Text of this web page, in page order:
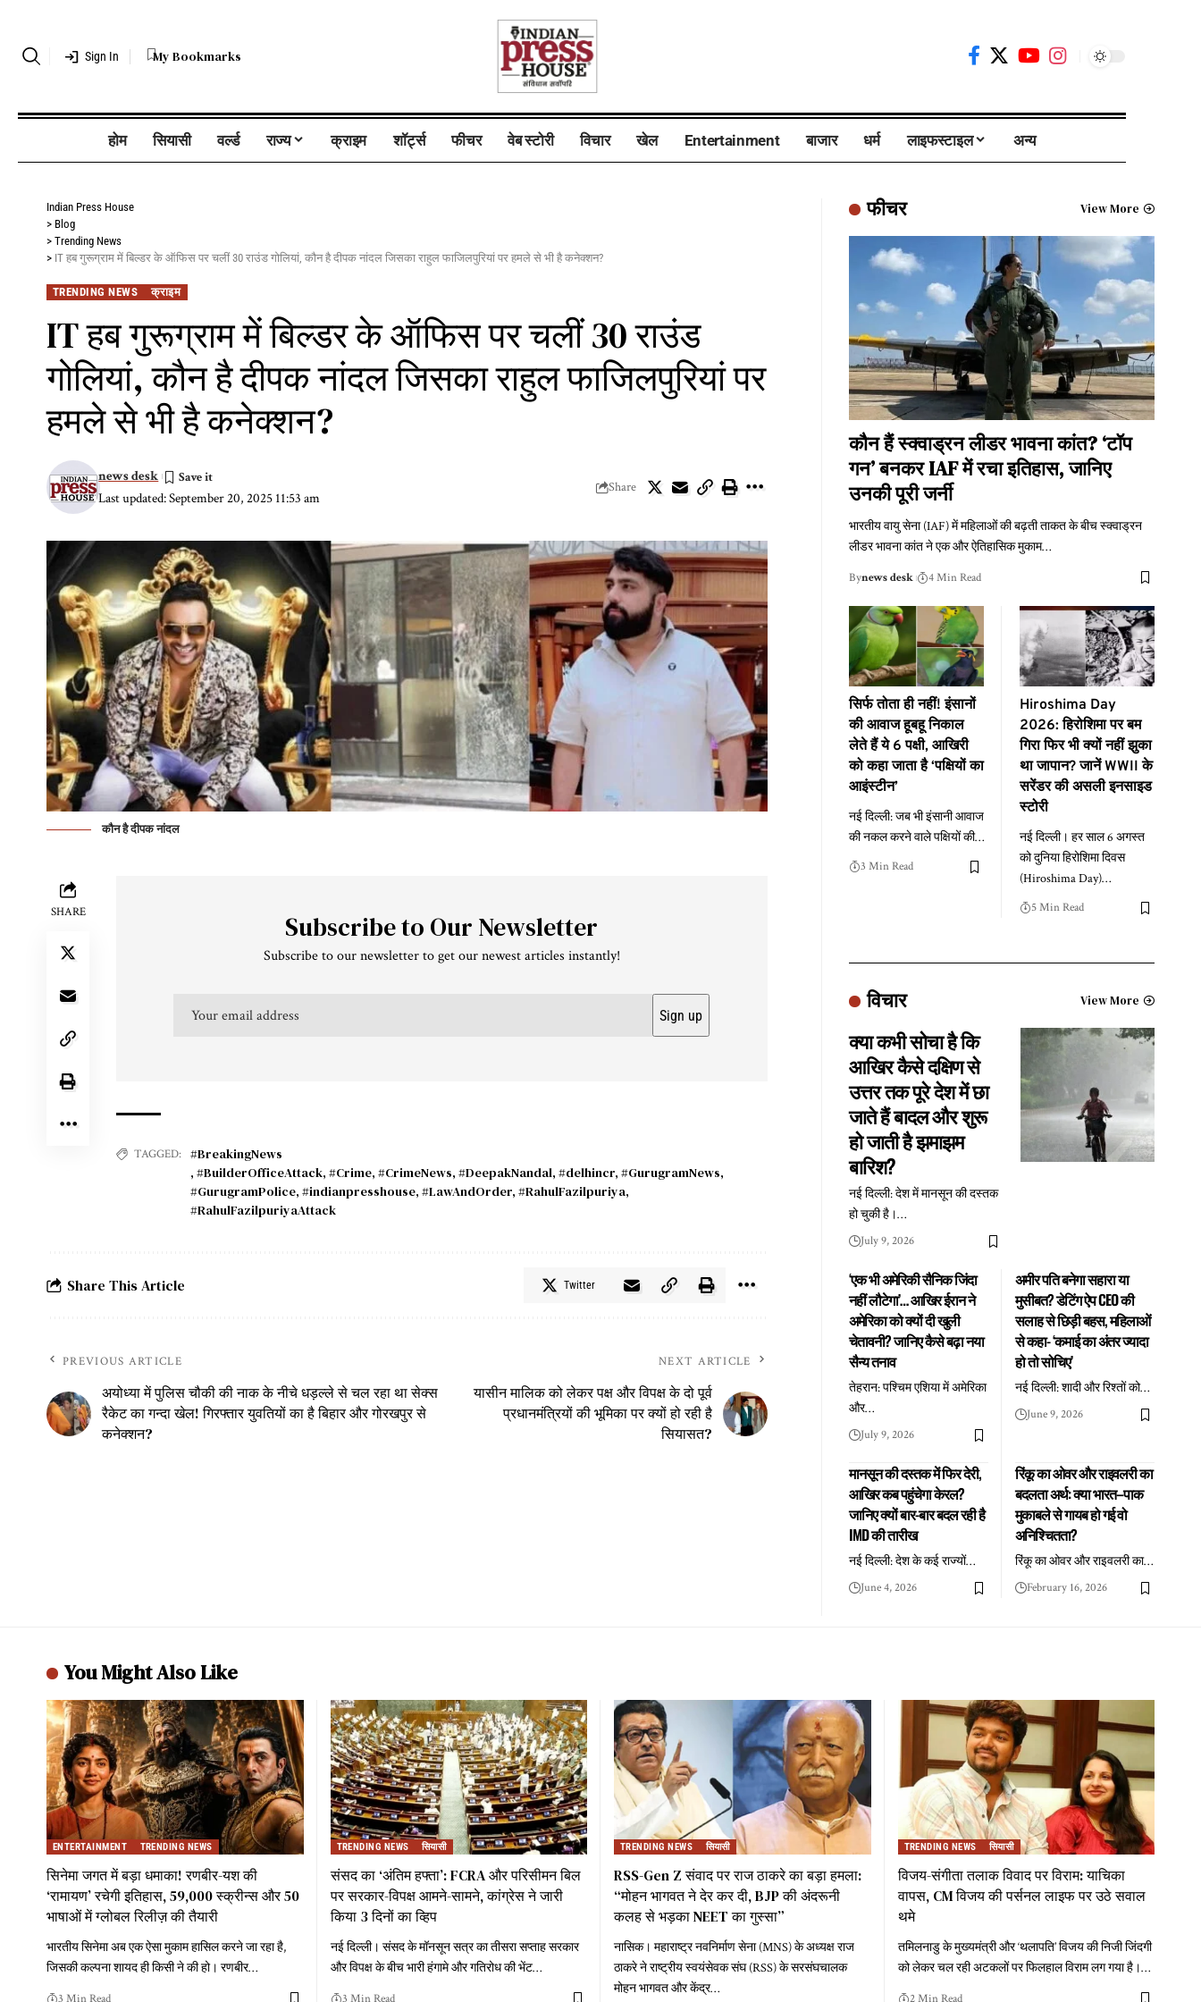
Sign In My Bookmarks
होम सियासी वर्ल्ड राज्य क्राइम शॉर्ट्स फीचर वेब स्टोरी विचार खेल Entertainment बाजार धर्म लाइफस्टाइल अन्य
Indian Press House
> Blog
> Trending News
> IT हब गुरूग्राम में बिल्डर के ऑफिस पर चलीं 30 राउंड गोलियां, कौन है दीपक नांदल जिसका राहुल फाजिलपुरियां पर हमले से भी है कनेक्शन?
TRENDING NEWS क्राइम
IT हब गुरूग्राम में बिल्डर के ऑफिस पर चलीं 30 राउंड
गोलियां, कौन है दीपक नांदल जिसका राहुल फाजिलपुरियां पर
हमले से भी है कनेक्शन?
Last updated: September 20, 2025 11:53 am
news desk
Share
कौन है दीपक नांदल
SHARE Subscribe to Our Newsletter
Subscribe to our newsletter to get our newest articles instantly!
TAGGED:
#BreakingNews
, #BuilderOfficeAttack, #Crime, #CrimeNews, #DeepakNandal, #delhincr, #GurugramNews,
#GurugramPolice, #indianpresshouse, #LawAndOrder, #RahulFazilpuriya,
#RahulFazilpuriyaAttack
Share This Article Twitter
PREVIOUS ARTICLE
अयोध्या में पुलिस चौकी की नाक के नीचे धड़ल्ले से चल रहा था सेक्स
रैकेट का गन्दा खेल! गिरफ्तार युवतियों का है बिहार और गोरखपुर से
कनेक्शन?
NEXT ARTICLE
यासीन मालिक को लेकर पक्ष और विपक्ष के दो पूर्व
प्रधानमंत्रियों की भूमिका पर क्यों हो रही है
सियासत?
फीचर View More
कौन हैं स्क्वाड्रन लीडर भावना कांत? ‘टॉप
गन’ बनकर IAF में रचा इतिहास, जानिए
उनकी पूरी जर्नी
भारतीय वायु सेना (IAF) में महिलाओं की बढ़ती ताकत के बीच स्क्वाड्रन
लीडर भावना कांत ने एक और ऐतिहासिक मुकाम…
Bynews desk 4 Min Read
सिर्फ तोता ही नहीं! इंसानों
की आवाज हूबहू निकाल
लेते हैं ये 6 पक्षी, आखिरी
को कहा जाता है ‘पक्षियों का
आइंस्टीन’
नई दिल्ली: जब भी इंसानी आवाज
की नकल करने वाले पक्षियों की…
3 Min Read
Hiroshima Day
2026: हिरोशिमा पर बम
गिरा फिर भी क्यों नहीं झुका
था जापान? जानें WWII के
सरेंडर की असली इनसाइड
स्टोरी
नई दिल्ली। हर साल 6 अगस्त
को दुनिया हिरोशिमा दिवस
(Hiroshima Day)…
5 Min Read
विचार View More
क्या कभी सोचा है कि
आखिर कैसे दक्षिण से
उत्तर तक पूरे देश में छा
जाते हैं बादल और शुरू
हो जाती है झमाझम
बारिश?
नई दिल्ली: देश में मानसून की दस्तक
हो चुकी है।…
July 9, 2026
‘एक भी अमेरिकी सैनिक जिंदा
नहीं लौटेगा’… आखिर ईरान ने
अमेरिका को क्यों दी खुली
चेतावनी? जानिए कैसे बढ़ा नया
सैन्य तनाव
तेहरान: पश्चिम एशिया में अमेरिका
और…
July 9, 2026
अमीर पति बनेगा सहारा या
मुसीबत? डेटिंग ऐप CEO की
सलाह से छिड़ी बहस, महिलाओं
से कहा- ‘कमाई का अंतर ज्यादा
हो तो सोचिए’
नई दिल्ली: शादी और रिश्तों को…
June 9, 2026
मानसून की दस्तक में फिर देरी,
आखिर कब पहुंचेगा केरल?
जानिए क्यों बार-बार बदल रही है
IMD की तारीख
नई दिल्ली: देश के कई राज्यों…
June 4, 2026
रिंकू का ओवर और राइवलरी का
बदलता अर्थ: क्या भारत–पाक
मुकाबले से गायब हो गई वो
अनिश्चितता?
रिंकू का ओवर और राइवलरी का…
February 16, 2026
You Might Also Like
ENTERTAINMENT TRENDING NEWS
सिनेमा जगत में बड़ा धमाका! रणबीर-यश की
‘रामायण’ रचेगी इतिहास, 59,000 स्क्रीन्स और 50
भाषाओं में ग्लोबल रिलीज़ की तैयारी
भारतीय सिनेमा अब एक ऐसा मुकाम हासिल करने जा रहा है,
जिसकी कल्पना शायद ही किसी ने की हो। रणबीर…
3 Min Read
TRENDING NEWS सियासी
संसद का ‘अंतिम हफ्ता’: FCRA और परिसीमन बिल
पर सरकार-विपक्ष आमने-सामने, कांग्रेस ने जारी
किया 3 दिनों का व्हिप
नई दिल्ली। संसद के मॉनसून सत्र का तीसरा सप्ताह सरकार
और विपक्ष के बीच भारी हंगामे और गतिरोध की भेंट…
3 Min Read
TRENDING NEWS सियासी
RSS-Gen Z संवाद पर राज ठाकरे का बड़ा हमला:
“मोहन भागवत ने देर कर दी, BJP की अंदरूनी
कलह से भड़का NEET का गुस्सा”
नासिक। महाराष्ट्र नवनिर्माण सेना (MNS) के अध्यक्ष राज
ठाकरे ने राष्ट्रीय स्वयंसेवक संघ (RSS) के सरसंघचालक
मोहन भागवत और केंद्र…
TRENDING NEWS सियासी
विजय-संगीता तलाक विवाद पर विराम: याचिका
वापस, CM विजय की पर्सनल लाइफ पर उठे सवाल
थमे
तमिलनाडु के मुख्यमंत्री और ‘थलापति’ विजय की निजी जिंदगी
को लेकर चल रही अटकलों पर फिलहाल विराम लग गया है।…
2 Min Read